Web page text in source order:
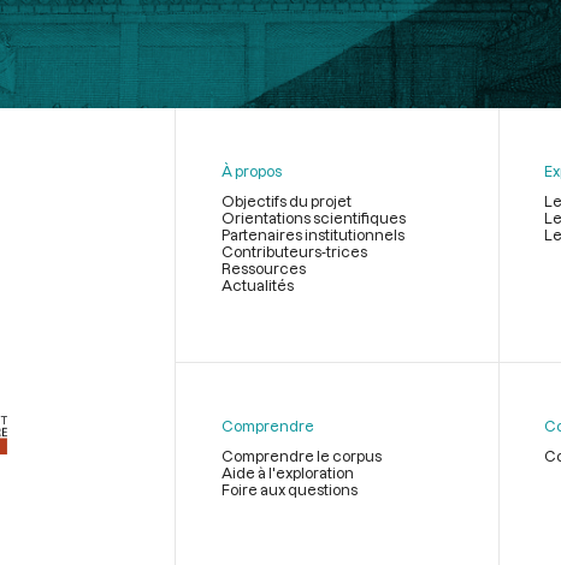
page
À propos
Objectifs du projet
Orientations scientifiques
Partenaires institutionnels
Contributeurs-trices
Ressources
Actualités
Comprendre
Comprendre le corpus
Aide à l'exploration
Foire aux questions